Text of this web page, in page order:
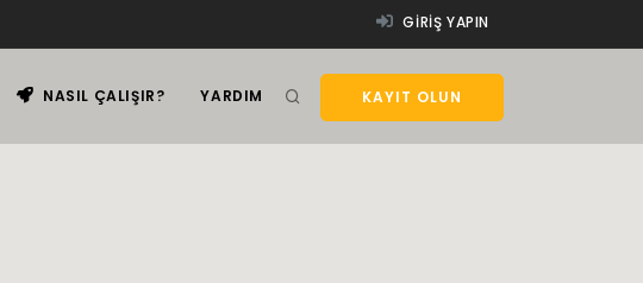
GIRIŞ YAPIN
KAYIT OLUN
NASIL ÇALIŞIR? YARDIM